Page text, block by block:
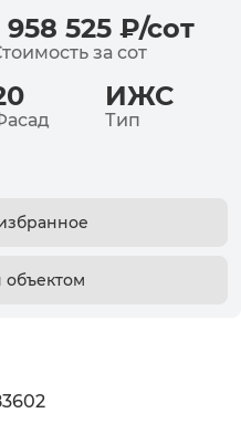
958 525 ₽/сот
за сот
ИЖС
Тип
объектом